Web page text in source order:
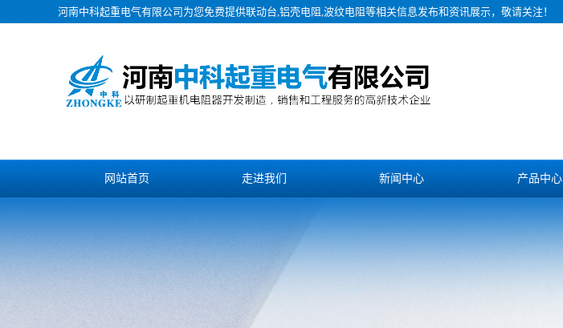
河南中科起重电气有限公司为您免费提供联动台,铝壳电阻,波纹电阻等相关信息发布和资讯展示，敬请关注！
网站首页 走进我们 新闻中心 产品中心